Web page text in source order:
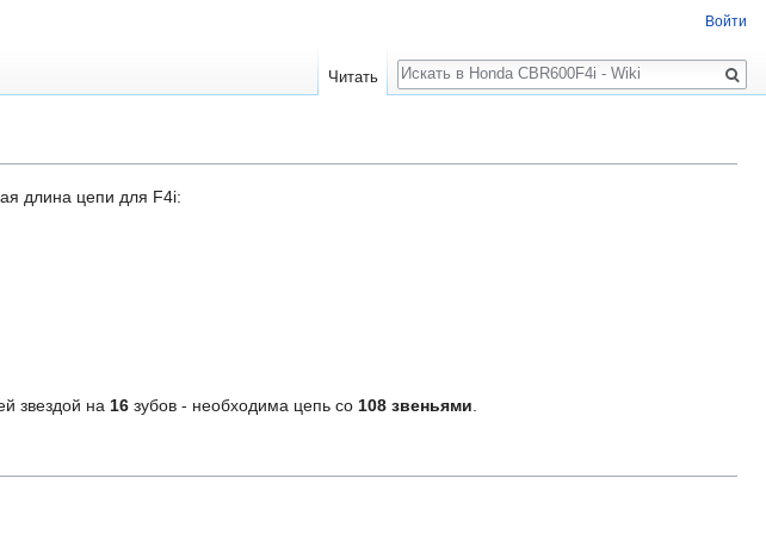
длина цепи для F4i:
звездой на 16 зубов - необходима цепь со 108 звеньями.
Войти
Читать
Поиск